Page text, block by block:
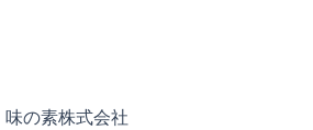
味の素株式会社